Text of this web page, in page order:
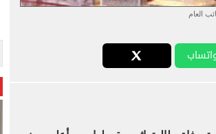
العام